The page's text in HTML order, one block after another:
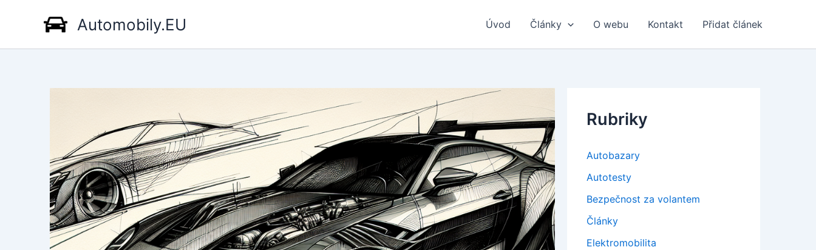
Automobily.EU Úvod Články O webu Kontakt Přidat článek
Rubriky
Autobazary
Autotesty
Bezpečnost za volantem
Články
Elektromobilita